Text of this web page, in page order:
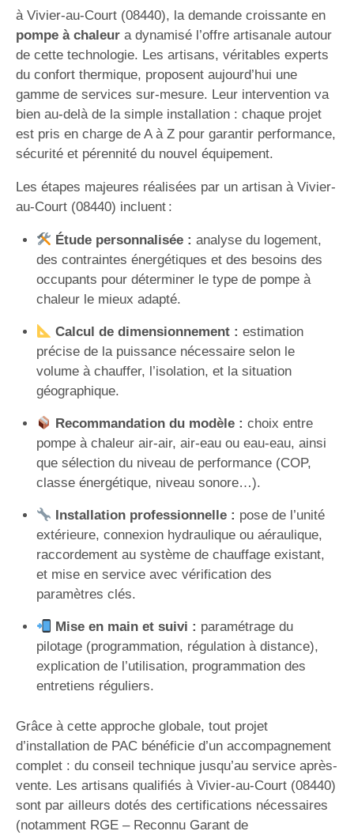
à Vivier-au-Court (08440), la demande croissante en
pompe à chaleur a dynamisé l’offre artisanale autour
de cette technologie. Les artisans, véritables experts
du confort thermique, proposent aujourd’hui une
gamme de services sur-mesure. Leur intervention va
bien au-delà de la simple installation : chaque projet
est pris en charge de A à Z pour garantir performance,
sécurité et pérennité du nouvel équipement.
Les étapes majeures réalisées par un artisan à Vivier-
au-Court (08440) incluent :
Étude personnalisée : analyse du logement,
des contraintes énergétiques et des besoins des
occupants pour déterminer le type de pompe à
chaleur le mieux adapté.
Calcul de dimensionnement : estimation
précise de la puissance nécessaire selon le
volume à chauffer, l’isolation, et la situation
géographique.
Recommandation du modèle : choix entre
pompe à chaleur air-air, air-eau ou eau-eau, ainsi
que sélection du niveau de performance (COP,
classe énergétique, niveau sonore…).
Installation professionnelle : pose de l’unité
extérieure, connexion hydraulique ou aéraulique,
raccordement au système de chauffage existant,
et mise en service avec vérification des
paramètres clés.
Mise en main et suivi : paramétrage du
pilotage (programmation, régulation à distance),
explication de l’utilisation, programmation des
entretiens réguliers.
Grâce à cette approche globale, tout projet
d’installation de PAC bénéficie d’un accompagnement
complet : du conseil technique jusqu’au service après-
vente. Les artisans qualifiés à Vivier-au-Court (08440)
sont par ailleurs dotés des certifications nécessaires
(notamment RGE – Reconnu Garant de